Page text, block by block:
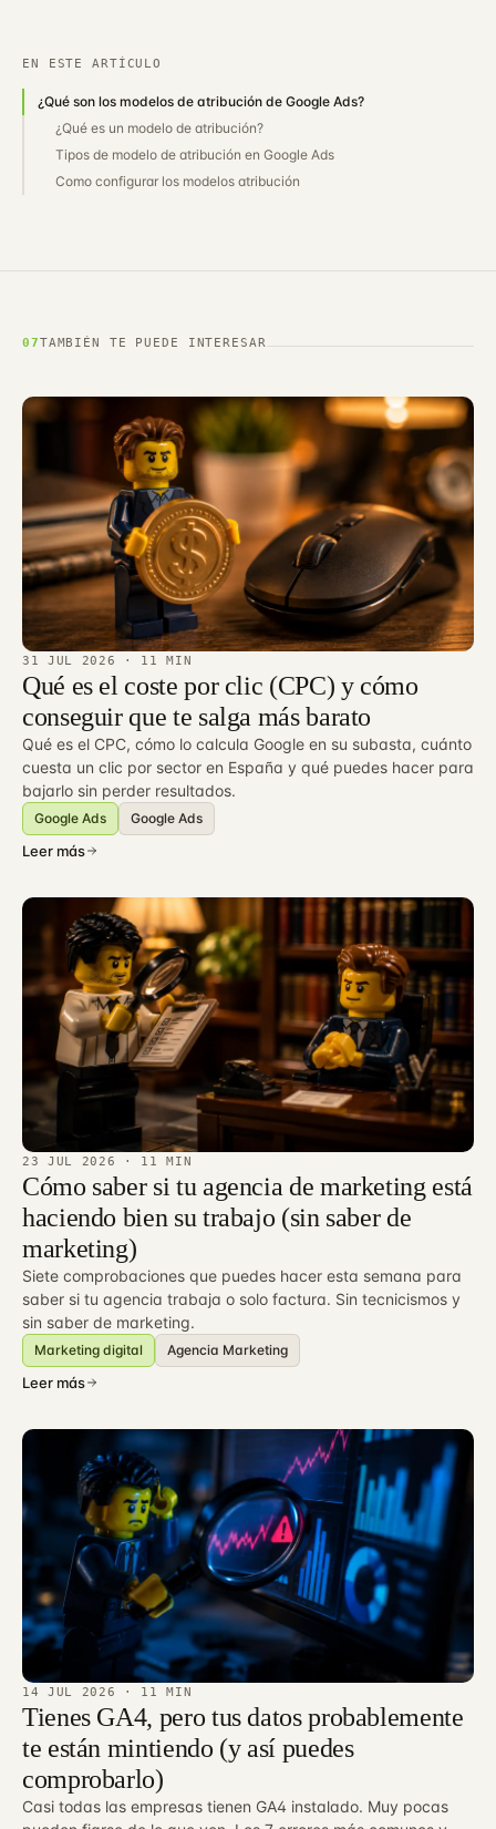
EN ESTE ARTÍCULO
¿Qué son los modelos de atribución de Google Ads?
¿Qué es un modelo de atribución?
Tipos de modelo de atribución en Google Ads
Como configurar los modelos atribución
07TAMBIÉN TE PUEDE INTERESAR
31 JUL 2026 · 11 MIN
Qué es el coste por clic (CPC) y cómo
conseguir que te salga más barato
Qué es el CPC, cómo lo calcula Google en su subasta, cuánto
cuesta un clic por sector en España y qué puedes hacer para
bajarlo sin perder resultados.
Google Ads Google Ads
Leer más
23 JUL 2026 · 11 MIN
Cómo saber si tu agencia de marketing está
haciendo bien su trabajo (sin saber de
marketing)
Siete comprobaciones que puedes hacer esta semana para
saber si tu agencia trabaja o solo factura. Sin tecnicismos y
sin saber de marketing.
Marketing digital Agencia Marketing
Leer más
14 JUL 2026 · 11 MIN
Tienes GA4, pero tus datos probablemente
te están mintiendo (y así puedes
comprobarlo)
Casi todas las empresas tienen GA4 instalado. Muy pocas